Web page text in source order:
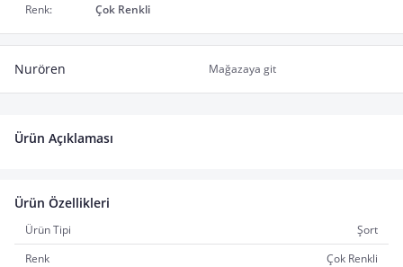
Renk:
Çok Renkli
Nurören Mağazaya git
Ürün Açıklaması
Ürün Özellikleri
Ürün Tipi
Şort
Renk
Çok Renkli